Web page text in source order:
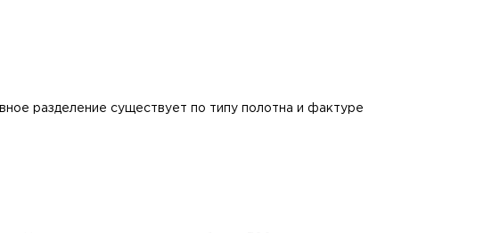
разделение существует по типу полотна и фактуре